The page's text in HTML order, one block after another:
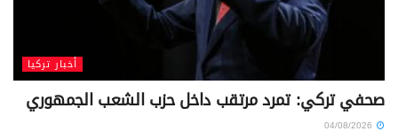
أخبار تركيا
صحفي تركي: تمرد مرتقب داخل حزب الشعب الجمهوري